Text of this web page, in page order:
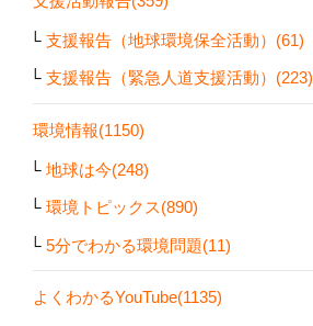
支援報告（地球環境保全活動）(61)
支援報告（緊急人道支援活動）(223)
環境情報(1150)
地球は今(248)
環境トピックス(890)
5分でわかる環境問題(11)
よくわかるYouTube(1135)